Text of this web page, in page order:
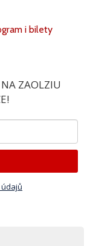
i bilety
ZAOLZIU